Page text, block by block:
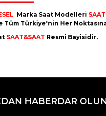
Marka Saat Modelleri
Tüm Türkiye'nin Her
SAAT&SAAT Resmi Bayisidir.
ederiz.
veya görüntülenemiyor.
HABERDAR